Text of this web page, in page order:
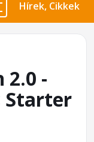
Hírek, Cikkek
2.0 -
Starter